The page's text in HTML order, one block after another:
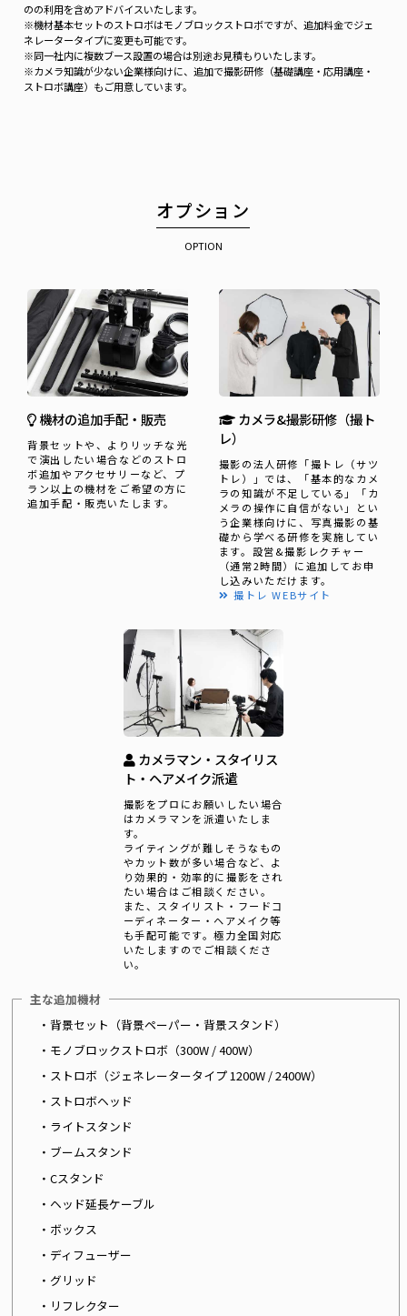
のの利用を含めアドバイスいたします。
※機材基本セットのストロボはモノブロックストロボですが、追加料金でジェ
ネレータータイプに変更も可能です。
※同一社内に複数ブース設置の場合は別途お見積もりいたします。
※カメラ知識が少ない企業様向けに、追加で撮影研修（基礎講座・応用講座・
ストロボ講座）もご用意しています。
オプション
OPTION
機材の追加手配・販売
背景セットや、よりリッチな光
で演出したい場合などのストロ
ボ追加やアクセサリーなど、プ
ラン以上の機材をご希望の方に
追加手配・販売いたします。
カメラ&撮影研修（撮ト
レ）
撮影の法人研修「撮トレ（サツ
トレ）」では、「基本的なカメ
ラの知識が不足している」「カ
メラの操作に自信がない」とい
う企業様向けに、写真撮影の基
礎から学べる研修を実施してい
ます。設営&撮影レクチャー
（通常2時間）に追加してお申
し込みいただけます。
撮トレ WEBサイト
カメラマン・スタイリス
ト・ヘアメイク派遣
撮影をプロにお願いしたい場合
はカメラマンを派遣いたしま
す。
ライティングが難しそうなもの
やカット数が多い場合など、よ
り効果的・効率的に撮影をされ
たい場合はご相談ください。
また、スタイリスト・フードコ
ーディネーター・ヘアメイク等
も手配可能です。極力全国対応
いたしますのでご相談くださ
い。
主な追加機材
・背景セット（背景ペーパー・背景スタンド）
・モノブロックストロボ（300W / 400W）
・ストロボ（ジェネレータータイプ 1200W / 2400W）
・ストロボヘッド
・ライトスタンド
・ブームスタンド
・Cスタンド
・ヘッド延長ケーブル
・ボックス
・ディフューザー
・グリッド
・リフレクター